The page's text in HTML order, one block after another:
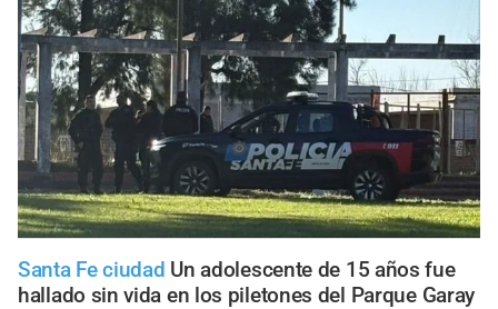
Santa Fe ciudad Un adolescente de 15 años fue
hallado sin vida en los piletones del Parque Garay